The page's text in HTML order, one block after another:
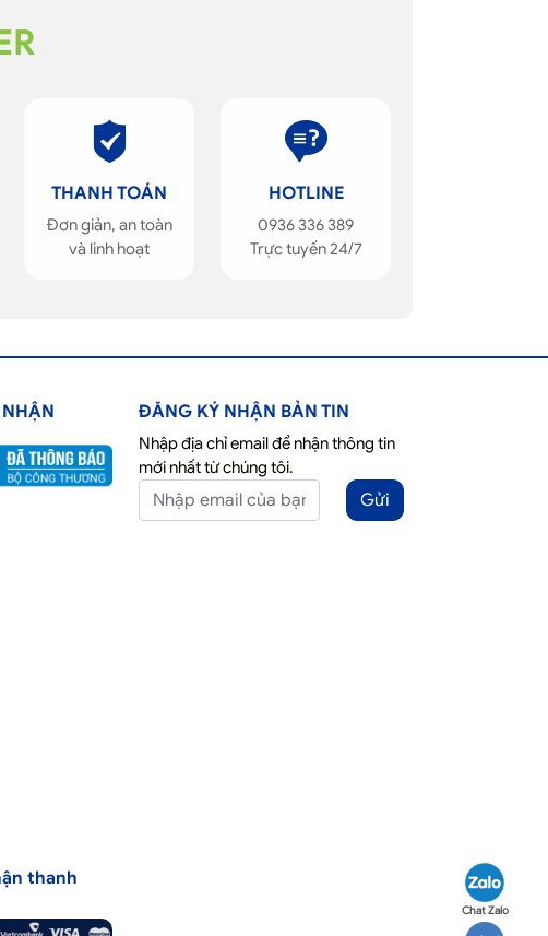
Chat Zalo
THANH TOÁN
Đơn giản, an toàn
và linh hoạt
HOTLINE
0936 336 389
Trực tuyến 24/7
ĐĂNG KÝ NHẬN BẢN TIN
Nhập địa chỉ email để nhận thông tin
mới nhất từ chúng tôi.
Gửi
thanh